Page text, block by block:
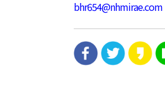
bhr654@nhmirae.com